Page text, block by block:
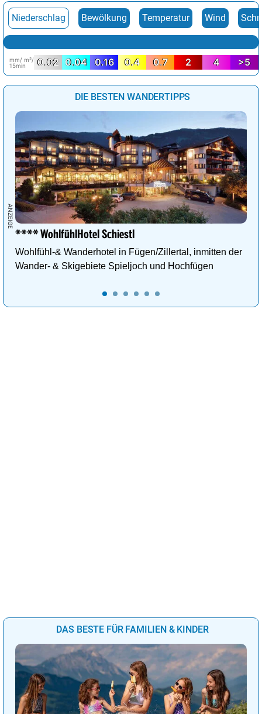
Niederschlag Bewölkung Temperatur Wind
mm/ m²/
15min
0.02 0.04 0.16 0.4 0.7 2 4 >5
DIE BESTEN WANDERTIPPS
**** WohlfühlHotel Schiestl
Wohlfühl-& Wanderhotel in Fügen/Zillertal, inmitten der
Wander- & Skigebiete Spieljoch und Hochfügen
DAS BESTE FÜR FAMILIEN & KINDER